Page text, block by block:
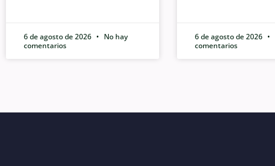
6 de agosto de 2026
No hay
comentarios
6 de agosto de 2026
comentarios